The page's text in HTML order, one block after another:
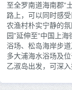
至全罗南道海南郡“
路上，可以同时感
农渔村朴实宁静的
园”延伸至“中国上
浴场、松岛海岸步
多大浦海水浴场及
乙淑岛出发，可深